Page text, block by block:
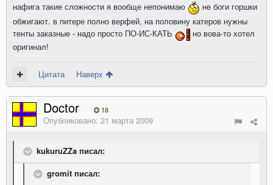
нафига такие сложности я вообще непонимаю
не боги горшки
обжигают. в питере полно верфей, на половину катеров нужны
тенты заказные - надо просто ПО-ИС-КАТЬ
но вова-то хотел
оригинал!
Цитата Наверх
Doctor 18
Опубликовано: 21 марта 2009
kukuruZZa писал:
gromit писал: